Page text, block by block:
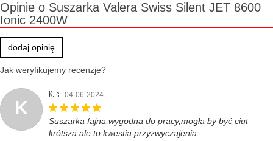
Opinie o Suszarka Valera Swiss Silent JET 8600
Ionic 2400W
dodaj opinię
Jak weryfikujemy recenzje?
K
K..c 04-06-2024
Suszarka fajna,wygodna do pracy,mogła by być ciut
krótsza ale to kwestia przyzwyczajenia.